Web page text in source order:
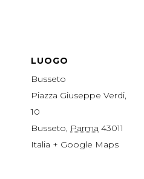
LUOGO
Busseto
Piazza Giuseppe Verdi,
10
Busseto, Parma 43011
Italia + Google Maps